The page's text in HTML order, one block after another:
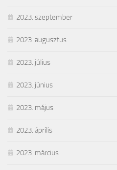
2023. szeptember
2023. augusztus
2023. július
2023. június
2023. május
2023. április
2023. március